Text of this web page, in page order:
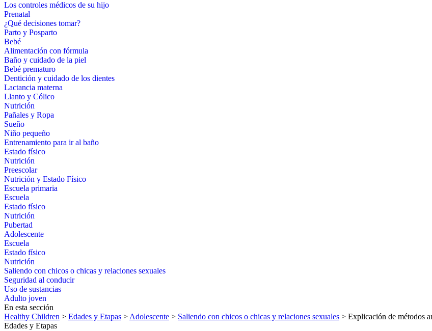
Los controles médicos de su hijo
Prenatal
¿Qué decisiones tomar?
Parto y Posparto
Bebé
Alimentación con fórmula
Baño y cuidado de la piel
Bebé prematuro
Dentición y cuidado de los dientes
Lactancia materna
Llanto y Cólico
Nutrición
Pañales y Ropa
Sueño
Niño pequeño
Entrenamiento para ir al baño
Estado físico
Nutrición
Preescolar
Nutrición y Estado Físico
Escuela primaria
Escuela
Estado físico
Nutrición
Pubertad
Adolescente
Escuela
Estado físico
Nutrición
Saliendo con chicos o chicas y relaciones sexuales
Seguridad al conducir
Uso de sustancias
Adulto joven
En esta sección
Healthy Children > Edades y Etapas > Adolescente > Saliendo con chicos o chicas y relaciones sexuales > Explicación de métodos
Edades y Etapas